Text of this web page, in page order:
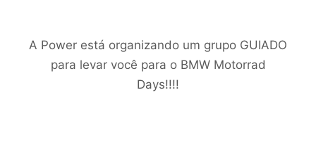
A Power está organizando um grupo GUIADO
para levar você para o BMW Motorrad
Days!!!!